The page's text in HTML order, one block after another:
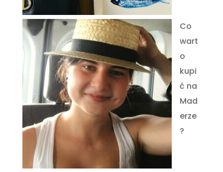
Co
wart
o
kupi
ć na
Mad
erze
?